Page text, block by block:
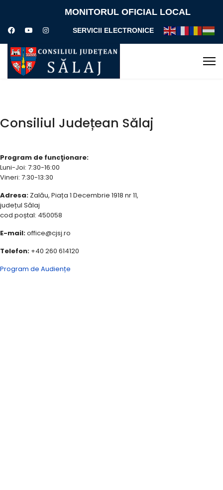
MONITORUL OFICIAL LOCAL
SERVICII ELECTRONICE
Consiliul Județean Sălaj
Program de funcţionare:
Luni-Joi: 7:30-16:00
Vineri: 7:30-13:30
Adresa: Zalău, Piața 1 Decembrie 1918 nr 11,
județul Sălaj
cod poștal: 450058
E-mail:office@cjsj.ro
Telefon: +40 260 614120
Program de Audiențe